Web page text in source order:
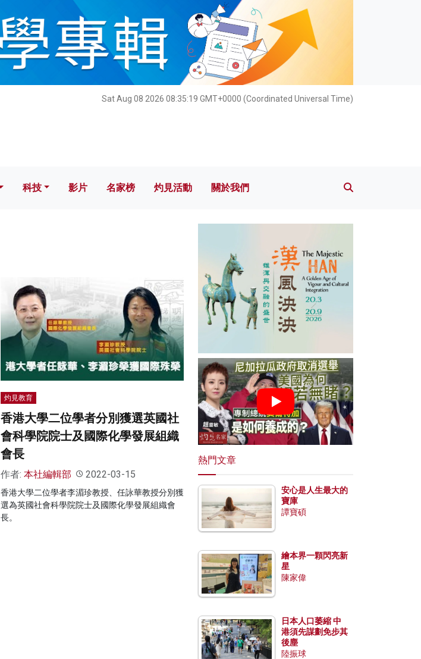
Sat Aug 08 2026 08:35:20 GMT+0000 (Coordinated Universal Time)
科技 影片 名家榜 灼見活動 關於我們
科技 影片 名家榜 灼見活動 關於我們
灼見教育
香港大學二位學者分別獲選英國社
會科學院院士及國際化學發展組織
會長
作者: 本社編輯部 2022-03-15
香港大學二位學者李湄珍教授、任詠華教授分別獲
選為英國社會科學院院士及國際化學發展組織會
長。
熱門文章
安心是人生最大的
寶庫
譚寶碩
繪本界一顆閃亮新
星
陳家偉
日本人口萎縮 中
港須先謀劃免步其
後塵
陸振球